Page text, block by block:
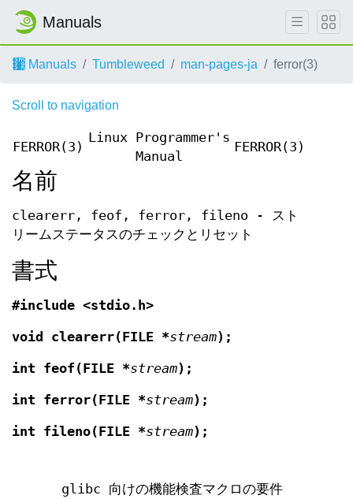
Manuals
Manuals Tumbleweed man-pages-ja ferror(3)
Scroll to navigation
FERROR(3)
Linux Programmer's
Manual
FERROR(3)
名前
clearerr, feof, ferror, fileno - スト
リームステータスのチェックとリセット
書式
#include <stdio.h>
void clearerr(FILE *stream);
int feof(FILE *stream);
int ferror(FILE *stream);
int fileno(FILE *stream);
glibc 向けの機能検査マクロの要件